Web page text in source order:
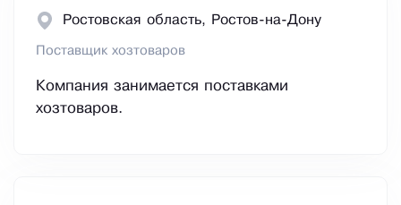
Ростовская область, Ростов-на-Дону
Поставщик хозтоваров
Компания занимается поставками
хозтоваров.